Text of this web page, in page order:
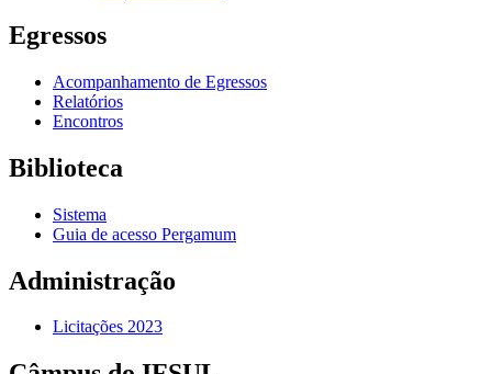
Egressos
Acompanhamento de Egressos
Relatórios
Encontros
Biblioteca
Sistema
Guia de acesso Pergamum
Administração
Licitações 2023